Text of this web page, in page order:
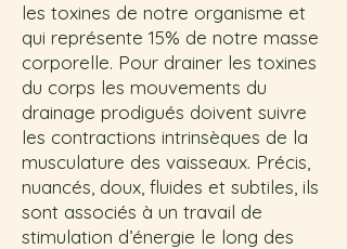
les toxines de notre organisme et
qui représente 15% de notre masse
corporelle. Pour drainer les toxines
du corps les mouvements du
drainage prodigués doivent suivre
les contractions intrinsèques de la
musculature des vaisseaux. Précis,
nuancés, doux, fluides et subtiles, ils
sont associés à un travail de
stimulation d’énergie le long des